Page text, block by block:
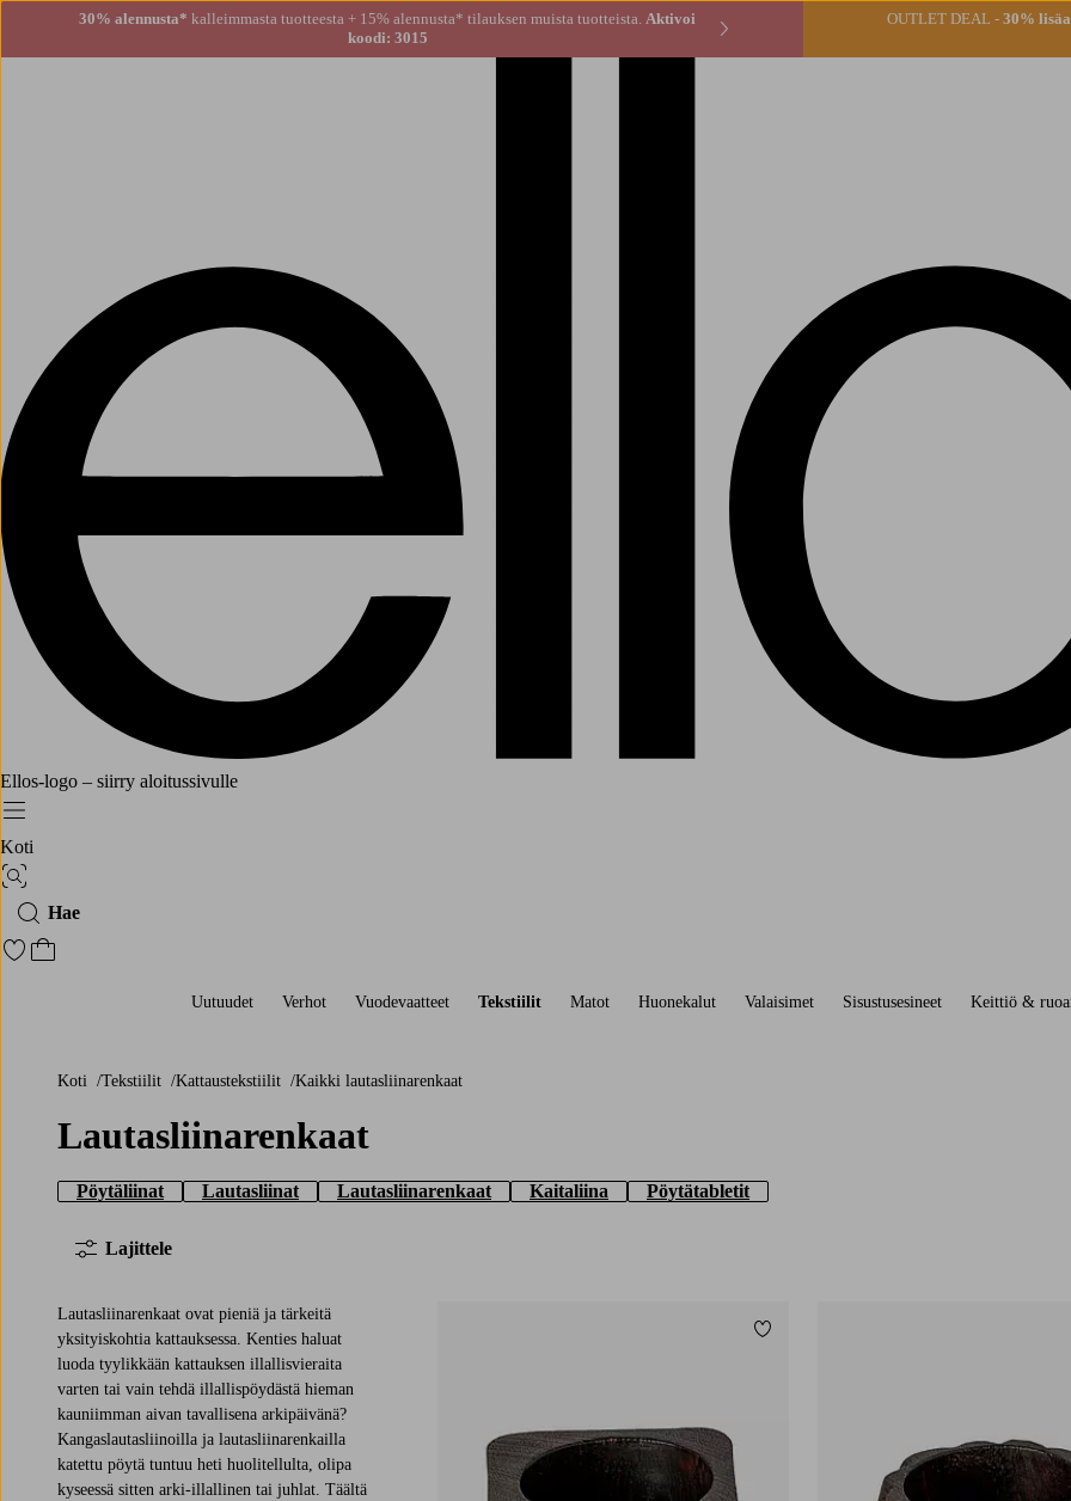
30% alennusta* kalleimmasta tuotteesta + 15% alennusta* tilauksen muista tuotteista. Aktivoi
koodi: 3015
OUTLET DEAL - 30%
Ellos-logo – siirry aloitussivulle
Menu
Koti
Kuvahaku
Hae
Siirry merkittyihin suosikkituotteisiin
Siirry ostoskoriin
Uutuudet Verhot Vuodevaatteet Tekstiilit Matot Huonekalut Valaisimet Sisustusesineet Keittiö &
Koti Tekstiilit Kattaustekstiilit Kaikki lautasliinarenkaat
Lautasliinarenkaat
Pöytäliinat Lautasliinat Lautasliinarenkaat Kaitaliina Pöytätabletit
Lajittele
Lautasliinarenkaat ovat pieniä ja tärkeitä
yksityiskohtia kattauksessa. Kenties haluat
luoda tyylikkään kattauksen illallisvieraita
varten tai vain tehdä illallispöydästä hieman
kauniimman aivan tavallisena arkipäivänä?
Kangaslautasliinoilla ja lautasliinarenkailla
katettu pöytä tuntuu heti huolitellulta, olipa
kyseessä sitten arki-illallinen tai juhlat. Täältä
Lisää suosikkeihin